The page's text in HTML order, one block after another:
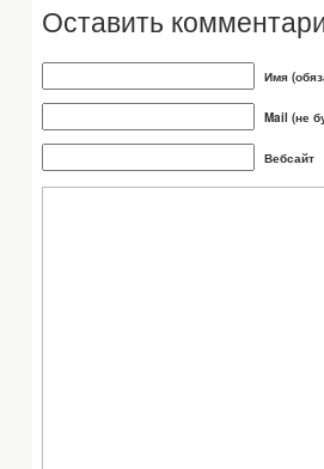
Оставить
Имя
Mail (не
Вебсайт